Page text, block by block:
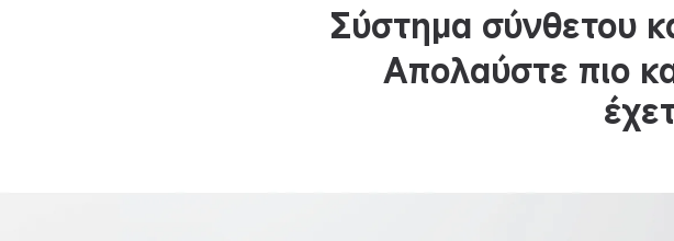
Σύστημα σύνθετου
Απολαύστε πιο